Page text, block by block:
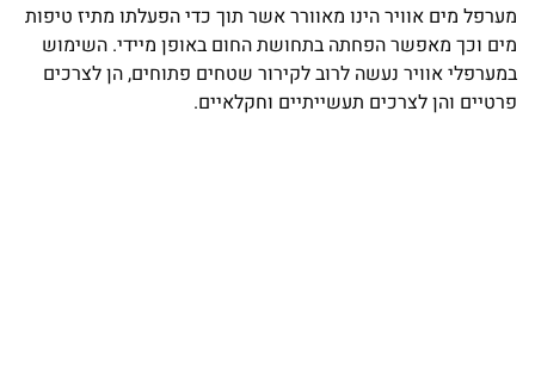
מערפל מים אוויר הינו מאוורר אשר תוך כדי הפעלתו מתיז טיפות
מים וכך מאפשר הפחתה בתחושת החום באופן מיידי. השימוש
במערפלי אוויר נעשה לרוב לקירור שטחים פתוחים, הן לצרכים
פרטיים והן לצרכים תעשייתיים וחקלאיים.